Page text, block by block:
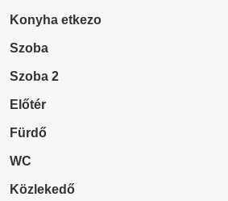
Konyha etkezo
Szoba
Szoba 2
Előtér
Fürdő
WC
Közlekedő